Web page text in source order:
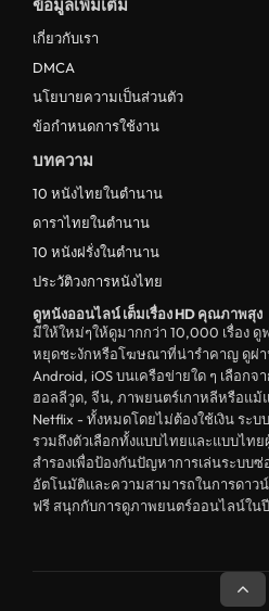
ข้อมูลเพิ่มเติม
เกี่ยวกับเรา
DMCA
นโยบายความเป็นส่วนตัว
ข้อกำหนดการใช้งาน
บทความ
10 หนังไทยในตำนาน
ดาราไทยในตำนาน
10 หนังฝรั่งในตำนาน
ประวัติวงการหนังไทย
ดูหนังออนไลน์ เต็มเรื่อง HD คุณภาพสุง
มีให้ใหม่ๆให้ดูมากกว่า 10,000 เรื่อง ดู
หยุดชะงักหรือโฆษณาที่น่ารำคาญ ดูผ่า
Android, iOS บนเครือข่ายใด ๆ เลือก
ฮอลลีวูด, จีน, ภาพยนตร์เกาหลีหรือแม้
Netflix - ทั้งหมดโดยไม่ต้องใช้เงิน ระบ
รวมถึงตัวเลือกทั้งแบบไทยและแบบไท
สำรองเพื่อป้องกันปัญหาการเล่นระบบ
อัตโนมัติและความสามารถในการดาว
ฟรี สนุกกับการดูภาพยนตร์ออนไลน์ใน